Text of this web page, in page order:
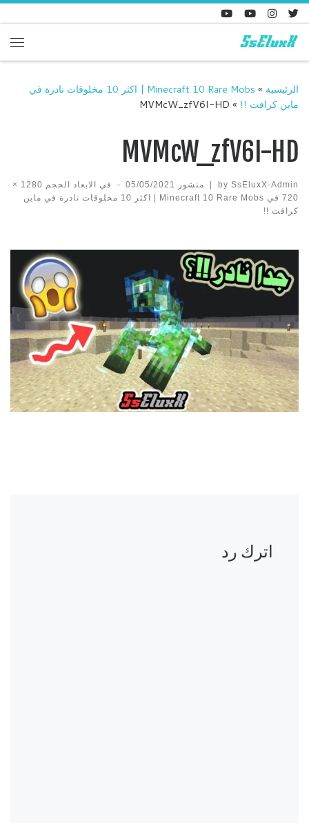
Skip to content
الرئيسية »
Minecraft 10 Rare Mobs | اكثر 10 مخلوقات نادرة في
ماين كرافت !! »
MVMcW_zfV6I-HD
MVMcW_zfV6I-HD
by SsEluxX-Admin منشور 05/05/2021
- في الابعاد الحجم
1280 ×
720 في
Minecraft 10 Rare Mobs | اكثر 10 مخلوقات نادرة في ماين
كرافت !!
Images navigation
اترك رد